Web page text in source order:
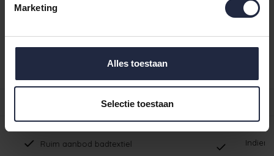
Marketing
Alles toestaan
Selectie toestaan
Ruim aanbod badtextiel Indien op